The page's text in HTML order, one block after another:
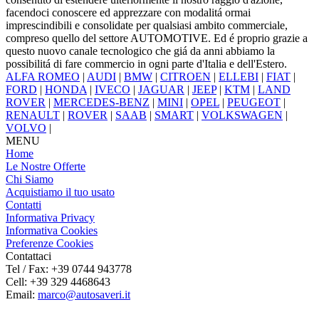
facendoci conoscere ed apprezzare con modalitá ormai
imprescindibili e consolidate per qualsiasi ambito commerciale,
compreso quello del settore AUTOMOTIVE. Ed é proprio grazie a
questo nuovo canale tecnologico che giá da anni abbiamo la
possibilitá di fare commercio in ogni parte d'Italia e dell'Estero.
ALFA ROMEO | AUDI | BMW | CITROEN | ELLEBI | FIAT |
FORD | HONDA | IVECO | JAGUAR | JEEP| KTM | LAND
ROVER | MERCEDES-BENZ | MINI | OPEL | PEUGEOT |
RENAULT | ROVER | SAAB | SMART | VOLKSWAGEN |
VOLVO |
MENU
Home
Le Nostre Offerte
Chi Siamo
Acquistiamo il tuo usato
Contatti
Informativa Privacy
Informativa Cookies
Preferenze Cookies
Contattaci
Tel / Fax: +39 0744 943778
Cell: +39 329 4468643
Email: marco@autosaveri.it